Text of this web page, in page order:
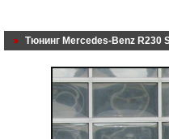
Тюнинг Mercedes-Benz R230